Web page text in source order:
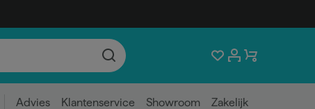
Advies Klantenservice Showroom Zakelijk